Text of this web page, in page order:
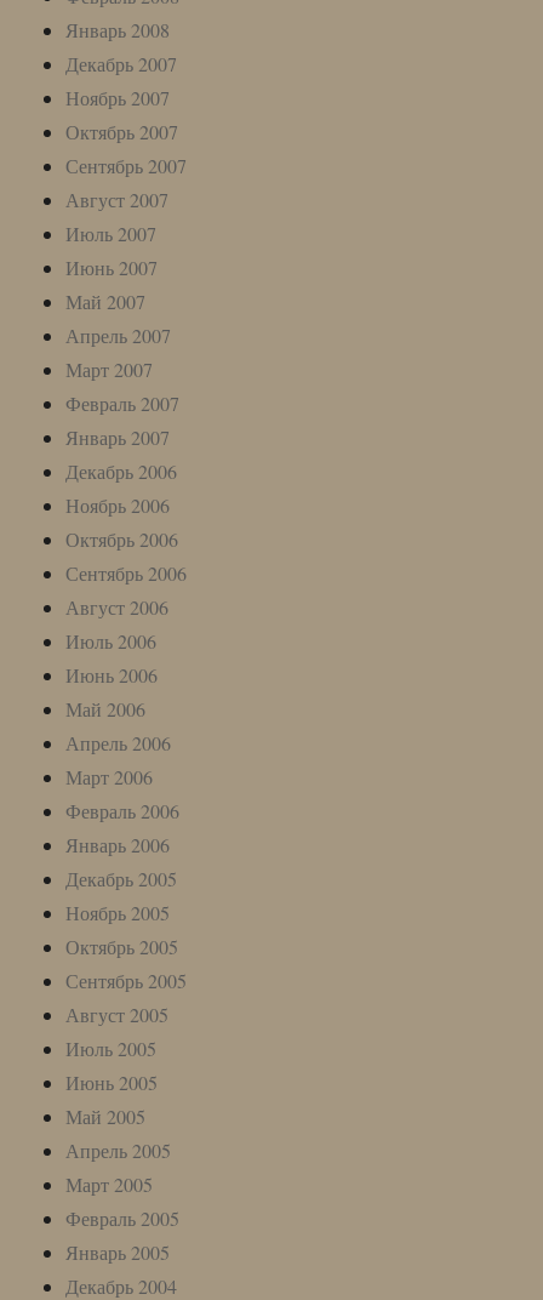
Январь 2008
Декабрь 2007
Ноябрь 2007
Октябрь 2007
Сентябрь 2007
Август 2007
Июль 2007
Июнь 2007
Май 2007
Апрель 2007
Март 2007
Февраль 2007
Январь 2007
Декабрь 2006
Ноябрь 2006
Октябрь 2006
Сентябрь 2006
Август 2006
Июль 2006
Июнь 2006
Май 2006
Апрель 2006
Март 2006
Февраль 2006
Январь 2006
Декабрь 2005
Ноябрь 2005
Октябрь 2005
Сентябрь 2005
Август 2005
Июль 2005
Июнь 2005
Май 2005
Апрель 2005
Март 2005
Февраль 2005
Январь 2005
Декабрь 2004